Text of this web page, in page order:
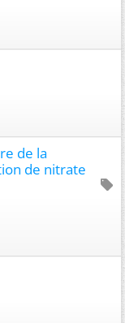
de la
de nitrate